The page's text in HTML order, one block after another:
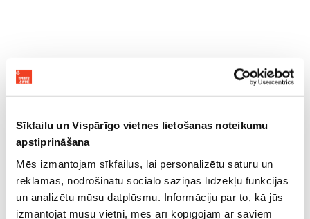
Sīkfailu un Vispārīgo vietnes lietošanas noteikumu
apstiprināšana
Mēs izmantojam sīkfailus, lai personalizētu saturu un
reklāmas, nodrošinātu sociālo saziņas līdzekļu funkcijas
un analizētu mūsu datplūsmu. Informāciju par to, kā jūs
izmantojat mūsu vietni, mēs arī kopīgojam ar saviem